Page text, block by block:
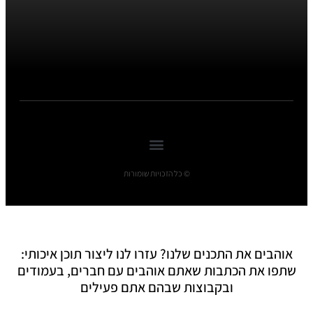
© כל הזכויות שומורות
אוהבים את התכנים שלנו? עזרו לנו ליצור תוכן איכותי:
שתפו את הכתבות שאתם אוהבים עם חברים, בעמודים
ובקבוצות שבהם אתם פעילים